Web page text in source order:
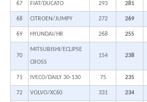
67 FIAT/DUCATO 293 281
68 CITROEN/JUMPY 272 269
69 HYUNDAI/HR 268 255
70
MITSUBISHI/ECLIPSE
CROSS
154 238
71 IVECO/DAILY 30-130 75 235
72 VOLVO/XC60 331 234